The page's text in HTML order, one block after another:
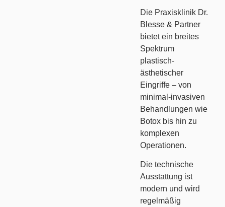
Die Praxisklinik Dr.
Blesse & Partner
bietet ein breites
Spektrum
plastisch-
ästhetischer
Eingriffe – von
minimal-invasiven
Behandlungen wie
Botox bis hin zu
komplexen
Operationen.
Die technische
Ausstattung ist
modern und wird
regelmäßig